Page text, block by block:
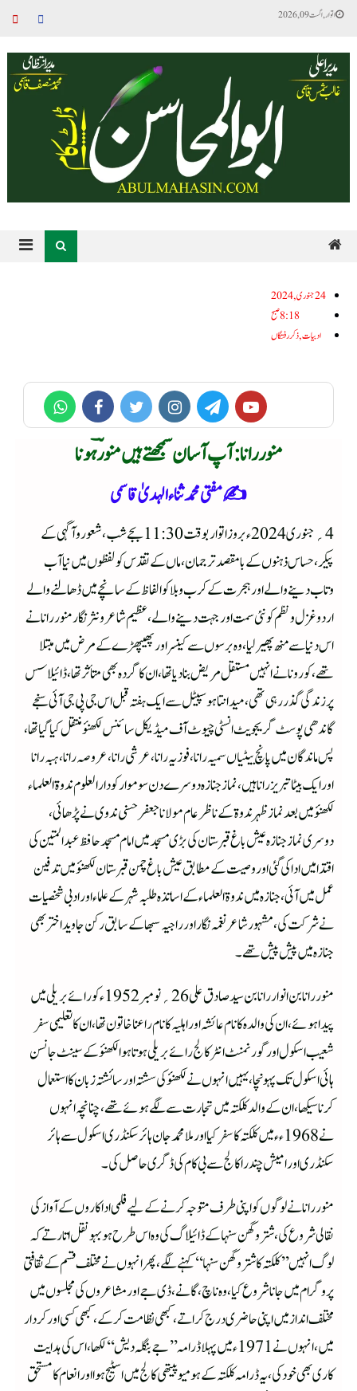
اتوار, اگست 09, 2026
24جنوری, 2024
8:18 صبح
ادبیات,ذکر رفتگاں
منور رانا: آپ آسان سمجھتے ہیں منور ؔہونا
✍️مفتی محمد ثناء الہدیٰ قاسمی
4؍ جنوری 2024ء بروز اتوار بوقت 11:30بجے شب ، شعور وآگہی کے
پیکر، حساس ذہنوں کے با مقصد ترجمان ،ماں کے تقدس کو لفظوں میں نیا آب
وتاب دینے والے اور ہجرت کے کرب وبلا کو الفاظ کے سانچے میں ڈھالنے والے
اردو غزل ونظم کو نئی سمت اور جہت دینے والے ، عظیم شاعر ونثر نگار منور رانا نے
اس دنیا سے منھ پھیر لیا ، وہ برسوں سے کینسر اور پھیپھڑے کے مرض میں مبتلا
تھے، کورونانے انہیں مستقل مریض بنا دیا تھا، ان کا گردہ بھی متأثر تھا ، ڈائیلاسس
پر زندگی گذر رہی تھی ،میدانتا ہوسپیٹل سے ایک ہفتہ قبل اس جی پی جی آئی سنجے
گاندھی پوسٹ گریجویٹ انسٹی چیوٹ آف میڈیکل سائنس لکھنؤ منتقل کیا گیا تھا،
پس ماندگان میں پانچ بیٹیاں سمیہ رانا، فوزیہ رانا ، عرشی رانا، عروصہ رانا ، ہبہ رانا
اور ایک بیٹا تبریز رانا ہیں،نماز جنازہ دوسرے دن سوموارکو دار العلوم ندوۃ العلماء
لکھنؤمیں بعد نماز ظہر ندوۃ کے ناظر عام مولانا جعفر حسنی ندوی نے پڑھائی،
دوسری نماز جنازہ عیش باغ قبرستان کی بڑی مسجد میں امام مسجد حافظ عبد المتین کی
اقتدا میں ادا کی گئی اور وصیت کے مطابق عیش باغ چمن قبرستان لکھنؤ میں تدفین
عمل میں آئی، جنازہ میں ندوۃ العلماء کے اساتذہ طلبہ شہر کے علماء اور ادبی شخصیات
نے شرکت کی، مشہور شاعر نغمہ نگار اور راجیہ سبھا کے سابق رکن جاوید اختر بھی
جنازہ میں پیش پیش تھے۔
منور رانا بن انوار رانا بن سید صادق علی 26؍ نومبر 1952ء کو رائے بریلی میں
پیدا ہوئے، ان کی والدہ کا نام عائشہ اور اہلیہ کا نام راعنا خاتون تھا، ان کا تعلیمی سفر
شعیب اسکول اور گورنمنٹ انٹر کالج رائے بریلی ہوتا ہوا لکھنؤکے سینٹ جانسن
ہائی اسکول تک پہونچا ، یہیں انہوں نے لکھنؤ کی سشتہ اور سائشتہ زبان کا استعمال
کرنا سیکھا، ان کے والد کلکتہ میں تجارت سے لگے ہوئے تھے، چنانچہ انہوں
نے 1968ءء میں کلکتہ کا سفر کیا اور ملا محمد جان ہائر سکنڈری اسکول سے ہائر
سکنڈری اور امیش چندرا کالج سے بی کام کی ڈگری حاصل کی۔
منور رانا نے لوگوں کو اپنی طرف متوجہ کرنے کے لیے فلمی اداکاروں کے آواز کی
نقالی شروع کی، شتروگھن سنہا کے ڈائیلاگ کی وہ اس طرح ہو بہو نقل اتارتے کہ
لوگ انہیں ’’کلکتہ کا شتروگھن سنہا‘‘ کہنے لگے ، پھر انہوں نے مختلف قسم کے ثقافتی
پروگرام میں جانا شروع کیا، وہ ناچ ، گانے، ڈی جے اور مشاعروں کی مجلسوں میں
مختلف انداز میں اپنی حاضری درج کراتے ، کبھی نظامت کرکے، کبھی کسی اور کردار
میں، انہوں نے 1971ء میں پہلا ڈرامہ ’’جے بنگلہ دیش‘‘ لکھا، اس کی ہدایت
کاری بھی خود کی، یہ ڈرامہ کلکتہ کے ہومیوپیتھی کالج میں اسٹیج ہوا اور انعام کا مستحق